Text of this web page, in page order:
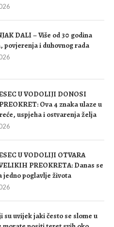
DALI – Više od 30 godina
povjerenja i duhovnog rada
U VODOLIJI DONOSI
Ova 4 znaka ulaze u
uspjeha i ostvarenja želja
U VODOLIJI OTVARA
PREOKRETA: Danas se
jedno poglavlje života
su uvijek jaki često se slome u